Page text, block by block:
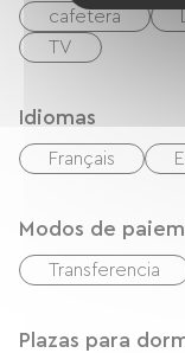
cafetera
TV
Idiomas
Français
Modos de
Transferencia
Plazas para